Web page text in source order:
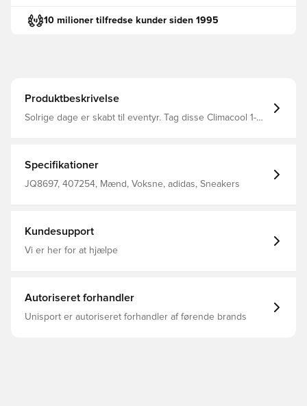
10 milioner tilfredse kunder siden 1995
Produktbeskrivelse
Solrige dage er skabt til eventyr. Tag disse Climacool 1-
takket være en overdel i stormasket mesh og en
ventilerende mellemsål. CLIMACOOL leder sveden væk
for at holde dig afkølet, tør og veltilpas. Almindelig
Specifikationer
JQ8697, 407254, Mænd, Voksne, adidas, Sneakers
Kundesupport
Vi er her for at hjælpe
Autoriseret forhandler
Unisport er autoriseret forhandler af førende brands